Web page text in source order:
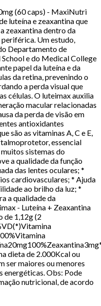
(60 caps) - MaxiNutri
luteína e zeaxantina que
zeaxantina dentro da
Um estudo,
Departamento de
e do Medical College
papel da luteína e da
da retina, prevenindo o
a perda visual que
células. O luteimax auxilia
macular relacionadas
da perda de visão em
antioxidantes
são as vitaminas A, C e E,
essencial
sistemas do
a qualidade da função
das lentes oculares; *
cardiovasculares; * Ajuda
ao brilho da luz; *
a qualidade da
- Luteína + Zeaxantina
de 1,12g (2
dieta de 2.000Kcal ou
ser maiores ou menores
energéticas. Obs: Pode
nutricional, de acordo